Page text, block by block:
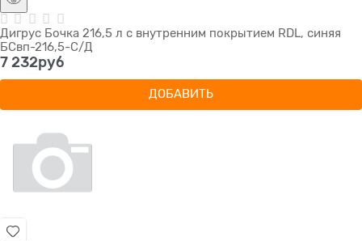
Дигрус Бочка 216,5 л с внутренним покрытием RDL, синяя
БСвп-216,5-С/Д
7 232руб
ДОБАВИТЬ